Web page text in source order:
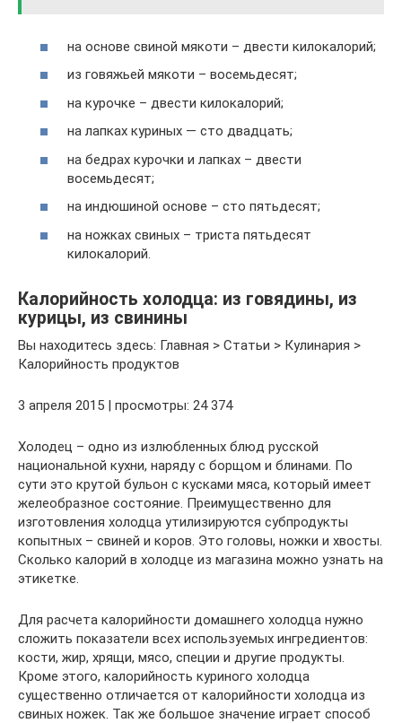
на основе свиной мякоти – двести килокалорий;
из говяжьей мякоти – восемьдесят;
на курочке – двести килокалорий;
на лапках куриных — сто двадцать;
на бедрах курочки и лапках – двести
восемьдесят;
на индюшиной основе – сто пятьдесят;
на ножках свиных – триста пятьдесят
килокалорий.
Калорийность холодца: из говядины, из
курицы, из свинины
Вы находитесь здесь: Главная > Статьи > Кулинария >
Калорийность продуктов
3 апреля 2015 | просмотры: 24 374
Холодец – одно из излюбленных блюд русской
национальной кухни, наряду с борщом и блинами. По
сути это крутой бульон с кусками мяса, который имеет
желеобразное состояние. Преимущественно для
изготовления холодца утилизируются субпродукты
копытных – свиней и коров. Это головы, ножки и хвосты.
Сколько калорий в холодце из магазина можно узнать на
этикетке.
Для расчета калорийности домашнего холодца нужно
сложить показатели всех используемых ингредиентов:
кости, жир, хрящи, мясо, специи и другие продукты.
Кроме этого, калорийность куриного холодца
существенно отличается от калорийности холодца из
свиных ножек. Так же большое значение играет способ